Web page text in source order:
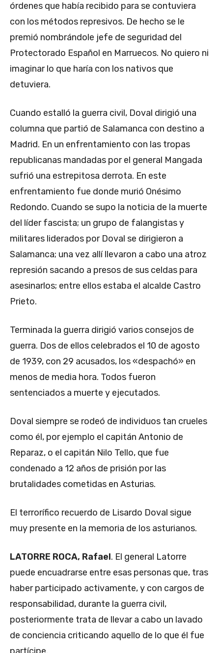
órdenes que había recibido para se contuviera
con los métodos represivos. De hecho se le
premió nombrándole jefe de seguridad del
Protectorado Español en Marruecos. No quiero ni
imaginar lo que haría con los nativos que
detuviera.
Cuando estalló la guerra civil, Doval dirigió una
columna que partió de Salamanca con destino a
Madrid. En un enfrentamiento con las tropas
republicanas mandadas por el general Mangada
sufrió una estrepitosa derrota. En este
enfrentamiento fue donde murió Onésimo
Redondo. Cuando se supo la noticia de la muerte
del líder fascista; un grupo de falangistas y
militares liderados por Doval se dirigieron a
Salamanca; una vez allí llevaron a cabo una atroz
represión sacando a presos de sus celdas para
asesinarlos; entre ellos estaba el alcalde Castro
Prieto.
Terminada la guerra dirigió varios consejos de
guerra. Dos de ellos celebrados el 10 de agosto
de 1939, con 29 acusados, los «despachó» en
menos de media hora. Todos fueron
sentenciados a muerte y ejecutados.
Doval siempre se rodeó de individuos tan crueles
como él, por ejemplo el capitán Antonio de
Reparaz, o el capitán Nilo Tello, que fue
condenado a 12 años de prisión por las
brutalidades cometidas en Asturias.
El terrorífico recuerdo de Lisardo Doval sigue
muy presente en la memoria de los asturianos.
LATORRE ROCA, Rafael. El general Latorre
puede encuadrarse entre esas personas que, tras
haber participado activamente, y con cargos de
responsabilidad, durante la guerra civil,
posteriormente trata de llevar a cabo un lavado
de conciencia criticando aquello de lo que él fue